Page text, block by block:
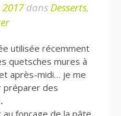
dansDesserts,
utilisée récemment
quetsches mures à
après-midi… je me
préparer des